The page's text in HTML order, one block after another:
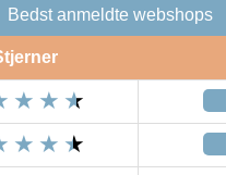
Bedst anmeldte webshops